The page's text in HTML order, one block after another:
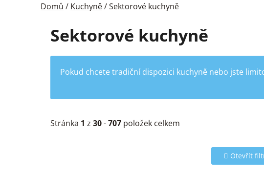
Domů / Kuchyně/Sektorové kuchyně
Sektorové kuchyně
Pokud chcete tradiční dispozici kuchyně nebo jste
Stránka 1 z 30-707 položek celkem
Otevřít